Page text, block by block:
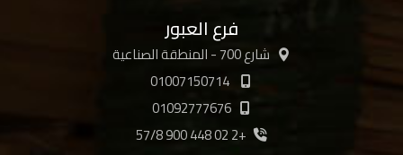
فرع العبور
شارع 700 - المنطقة الصناعية
01092777676
+2 02 448 900 57/8